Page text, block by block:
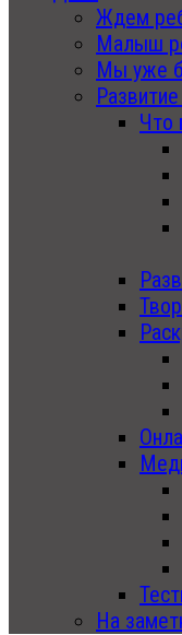
Ждем
Малыш
Мы уже
Что
На